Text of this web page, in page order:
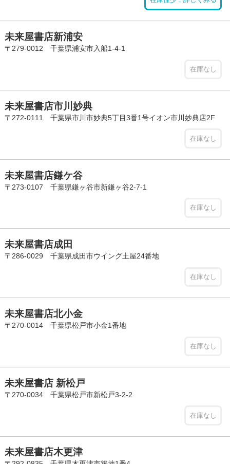
未来屋書店新浦安
〒279-0012 千葉県浦安市入船1-4-1
在庫なし
未来屋書店市川妙典
〒272-0111 千葉県市川市妙典5丁目3番1号イオン市川妙典店2F
在庫なし
未来屋書店鎌ケ谷
〒273-0107 千葉県鎌ヶ谷市新鎌ヶ谷2-7-1
在庫なし
未来屋書店成田
〒286-0029 千葉県成田市ウイング土屋24番地
在庫なし
未来屋書店北小金
〒270-0014 千葉県松戸市小金1番地
在庫なし
未来屋書店 新松戸
〒270-0034 千葉県松戸市新松戸3-2-2
在庫なし
未来屋書店木更津